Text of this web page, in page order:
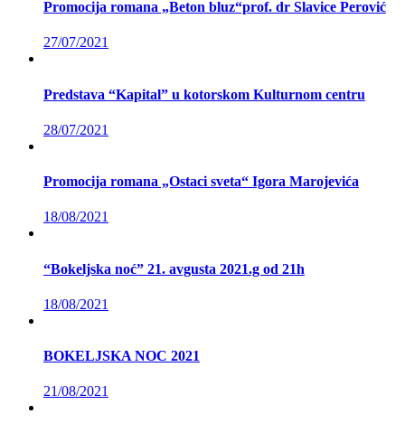
Promocija romana „Beton bluz“prof. dr Slavice Perović
27/07/2021
Predstava “Kapital” u kotorskom Kulturnom centru
28/07/2021
Promocija romana „Ostaci sveta“ Igora Marojevića
18/08/2021
“Bokeljska noć” 21. avgusta 2021.g od 21h
18/08/2021
BOKELJSKA NOC 2021
21/08/2021